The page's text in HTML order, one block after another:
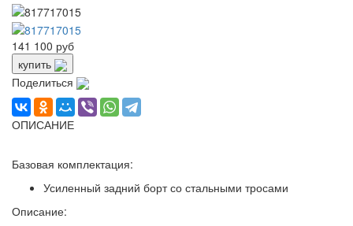
141 100 руб
купить
Поделиться
ОПИСАНИЕ
Базовая комплектация:
Усиленный задний борт со стальными тросами
Описание: